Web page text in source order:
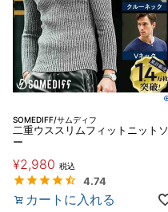
SOMEDIFF/サムディフ
二重ウススリムフィットニットソ
ー
¥2,980 税込
4.74
カートに入れる